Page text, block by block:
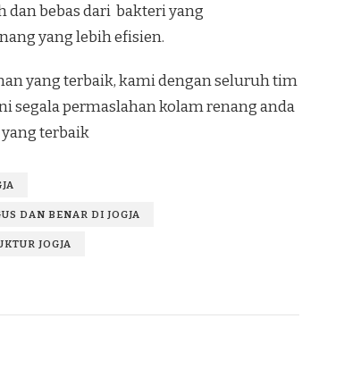
bebas dari bakteri yang
yang lebih efisien.
yang terbaik, kami dengan seluruh tim
segala permaslahan kolam renang anda
terbaik
DAN BENAR DI JOGJA
JOGJA